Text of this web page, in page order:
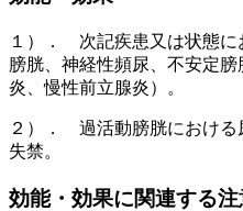
１）． 次記疾患又は状態に
膀胱、神経性頻尿、不安定
炎、慢性前立腺炎）。
２）． 過活動膀胱における
失禁。
効能・効果に関連する注